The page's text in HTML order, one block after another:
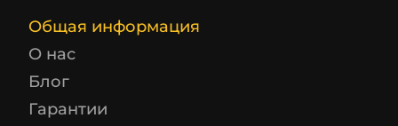
Общая информация
О нас
Блог
Гарантии